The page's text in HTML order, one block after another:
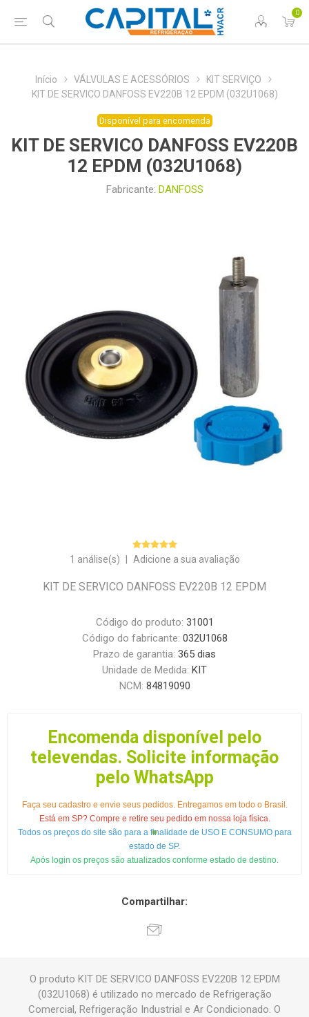
0
Início VÁLVULAS E ACESSÓRIOS
KIT SERVIÇO
KIT DE SERVICO DANFOSS EV220B 12 EPDM (032U1068)
Disponível para encomenda
KIT DE SERVICO DANFOSS EV220B
12 EPDM (032U1068)
Fabricante: DANFOSS
1 análise(s) Adicione a sua avaliação
KIT DE SERVICO DANFOSS EV220B 12 EPDM
Código do produto: 31001
Código do fabricante: 032U1068
Prazo de garantia: 365 dias
Unidade de Medida: KIT
NCM: 84819090
Encomenda disponível pelo
televendas. Solicite informação
pelo WhatsApp
Faça seu cadastro e envie seus pedidos. Entregamos em todo o Brasil.
Está em SP? Compre e retire seu pedido em nossa loja física.
Todos os preços do site são para a finalidade de USO E CONSUMO para
estado de SP.
Após login os preços são atualizados conforme estado de destino.
Compartilhar:
O produto KIT DE SERVICO DANFOSS EV220B 12 EPDM
(032U1068) é utilizado no mercado de Refrigeração
Comercial, Refrigeração Industrial e Ar Condicionado. O